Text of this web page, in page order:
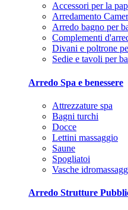
Accessori per la
Arredamento
Arredo bagno per
Complementi
Divani e poltrone
Sedie e tavoli per
Arredo Spa e benessere
Attrezzature spa
Bagni turchi
Docce
Lettini massaggio
Saune
Spogliatoi
Vasche
Arredo Strutture